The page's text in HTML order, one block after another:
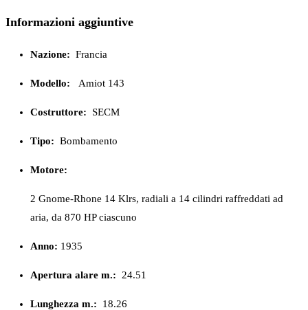
Informazioni aggiuntive
Nazione: Francia
Modello: Amiot 143
Costruttore: SECM
Tipo: Bombamento
Motore:
2 Gnome-Rhone 14 Klrs, radiali a 14 cilindri raffreddati ad
aria, da 870 HP ciascuno
Anno: 1935
Apertura alare m.: 24.51
Lunghezza m.: 18.26